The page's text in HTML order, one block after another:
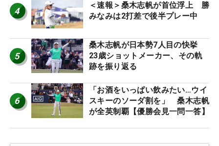
4
＜速報＞桑木志帆が首位浮上 勝
みなみは2打差で後半プレー中
5
桑木志帆が日本勢7人目の快挙
23歳ショットメーカー、その軌
跡を振り返る
6
「お酒をいっぱい飲みたい…ウイ
スキーのソーダ割を」 桑木志帆
が全英制覇【優勝会見一問一答】